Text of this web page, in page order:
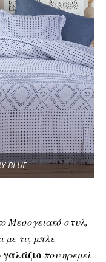
BLUE
Μεσογειακό στυλ,
με τις μπλε
γαλάζιο που ηρεμεί.